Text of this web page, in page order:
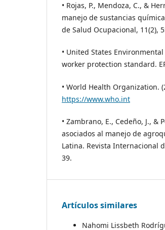
• Rojas, P., Mendoza, C., &
manejo de sustancias
de Salud Ocupacional, 11(2),
• United States
worker protection standard.
• World Health Organization.
https://www.who.int
• Zambrano, E., Cedeño, J., &
asociados al manejo de
Latina. Revista Internacional
39.
Artículos similares
Nahomi Lissbeth